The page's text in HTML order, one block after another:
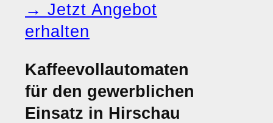
→ Jetzt Angebot
erhalten
Kaffeevollautomaten
für den gewerblichen
Einsatz in Hirschau